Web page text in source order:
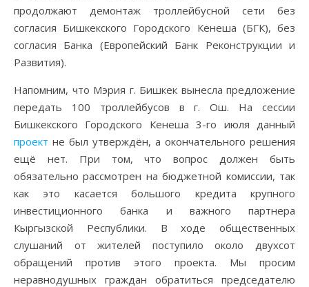
продолжают демонтаж троллейбусной сети без
согласия Бишкекского Городского Кенеша (БГК), без
согласия Банка (Европейский Банк Реконструкции и
Развития).
Напомним, что Мэрия г. Бишкек вынесла предложение
передать 100 троллейбусов в г. Ош. На сессии
Бишкекского Городского Кенеша 3-го июля данный
проект не был утверждён, а окончательного решения
ещё нет. При том, что вопрос должен быть
обязательно рассмотрен на бюджетной комиссии, так
как это касается большого кредита крупного
инвестиционного банка и важного партнера
Кыргызской Республики. В ходе общественных
слушаний от жителей поступило около двухсот
обращений против этого проекта. Мы просим
неравнодушных граждан обратиться председателю